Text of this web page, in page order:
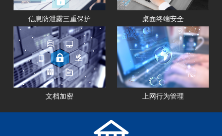
信息防泄露三重保护 桌面终端安全
文档加密 上网行为管理